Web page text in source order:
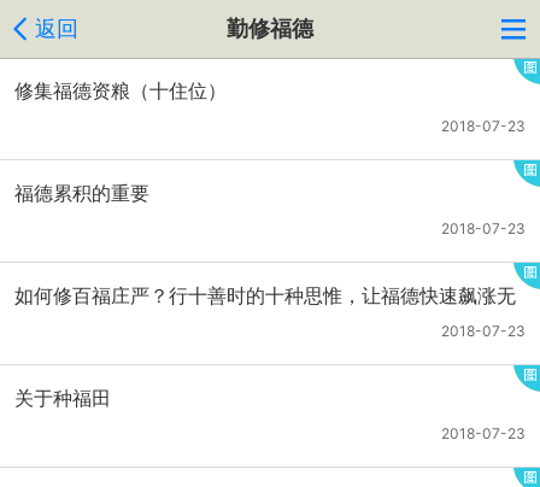
返回 勤修福德
修集福德资粮（十住位）
2018-07-23
福德累积的重要
2018-07-23
如何修百福庄严？行十善时的十种思惟，让福德快速飙涨无
2018-07-23
关于种福田
2018-07-23